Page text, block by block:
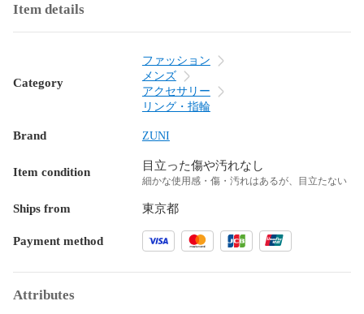
Item details
Category
ファッション
メンズ
アクセサリー
リング・指輪
Brand ZUNI
Item condition 目立った傷や汚れなし
細かな使用感・傷・汚れはあるが、目立たない
Ships from 東京都
Payment method
Attributes